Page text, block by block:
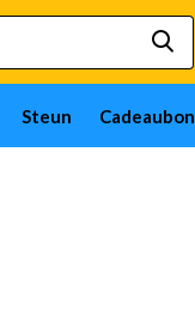
Steun